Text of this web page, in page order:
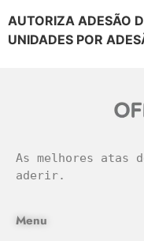
AUTORIZA ADESÃO
UNIDADES POR
As melhores atas
aderir.
Menu